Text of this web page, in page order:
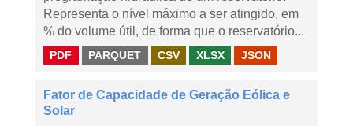
Representa o nível máximo a ser atingido, em
% do volume útil, de forma que o reservatório...
PDF PARQUET CSV XLSX JSON
Fator de Capacidade de Geração Eólica e
Solar